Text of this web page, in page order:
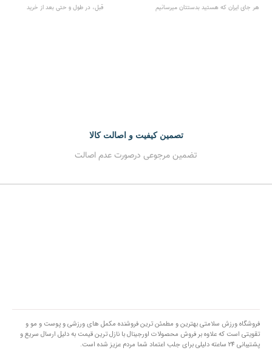
هر جای ایران که هستید بدستتان میرسانیم قبل، در طول و حتی بعد از خرید
تصمین کیفیت و اصالت کالا
تضمین مرجوعی درصورت عدم اصالت
فروشگاه ورزش سلامتی بهترین و مطمئن ترین فروشنده مکمل های ورزشی و پوست و مو و
تقویتی است که علاوه بر فروش محصولات اورجینال با نازل ترین قیمت به دلیل ارسال سریع و
پشتیبانی 24 ساعته دلیلی برای جلب اعتماد شما مردم عزیز شده است.